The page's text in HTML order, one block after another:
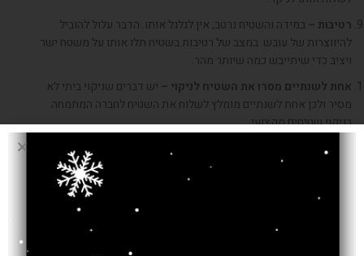
רטיבות –במידה והשטיח נרטב, אין לגלגל אותו. הדבר עלול להוביל
להיווצרות של עובש.במצב של רטיבות בשטיח תלו אותו על משטח ישר
ויציב כדי שיתייבש כמה שיותר מהר.
אחת לשנתיים מסרו את השטיח לניקוי – יש דברים שניקוי ביתי לא
מסיר ולכן אחת לשנתיים מומלץ לשלוח את השטיח לחברה המתמחה
בניקוי שטיחים מקצועי.
מעוניינים לשמוע עוד פרטים על שטיחי השאגי שלנו? בסהרה פרקטים
ושטיחים תוכלו להנות ממגוון עצום של שטיחי שאגי ושטיחים נוספים
המתאימים לכל חלל במגוון עיצובים ודגמים. בעזרת המערכת שלנו
תוכלו לסנן את החיפוש שלכם לפי סגנון עיצובי, גודל השטיח, חלל,
מחיר ועוד. נישמח לסייע לכם בכל שאלה או בקשה בתהליך הקניה
משלב ההתלבטות ועד השלב שהשטיח מגיע לביתכם ומשתלב בהרמוניה